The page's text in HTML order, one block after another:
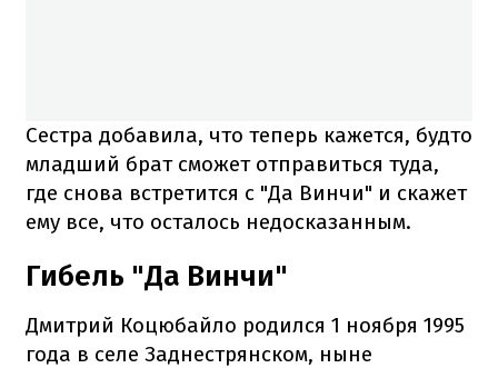
Сестра добавила, что теперь кажется, будто
младший брат сможет отправиться туда,
где снова встретится с "Да Винчи" и скажет
ему все, что осталось недосказанным.
Гибель "Да Винчи"
Дмитрий Коцюбайло родился 1 ноября 1995
года в селе Заднестрянском, ныне